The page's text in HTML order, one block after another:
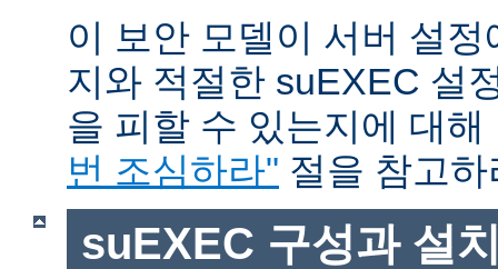
이 보안 모델이 서버 설
지와 적절한 suEXEC 설
을 피할 수 있는지에 대
번 조심하라" 절을 참고하
suEXEC 구성과 설